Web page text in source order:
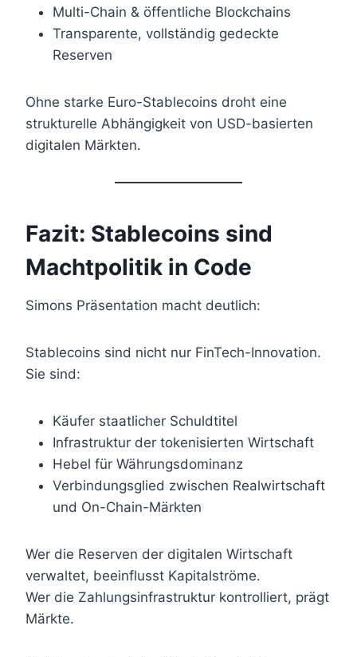
Multi-Chain & öffentliche Blockchains
Transparente, vollständig gedeckte
Reserven
Ohne starke Euro-Stablecoins droht eine
strukturelle Abhängigkeit von USD-basierten
digitalen Märkten.
Fazit: Stablecoins sind
Machtpolitik in Code
Simons Präsentation macht deutlich:
Stablecoins sind nicht nur FinTech-Innovation.
Sie sind:
Käufer staatlicher Schuldtitel
Infrastruktur der tokenisierten Wirtschaft
Hebel für Währungsdominanz
Verbindungsglied zwischen Realwirtschaft
und On-Chain-Märkten
Wer die Reserven der digitalen Wirtschaft
verwaltet, beeinflusst Kapitalströme.
Wer die Zahlungsinfrastruktur kontrolliert, prägt
Märkte.